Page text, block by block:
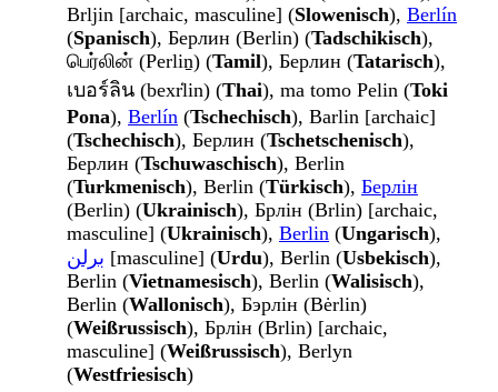
Brljin [archaic, masculine] (Slowenisch), Berlín
(Spanisch), Берлин (Berlin) (Tadschikisch),
பெர்லின் (Perliṉ) (Tamil), Берлин (Tatarisch),
เบอร์ลิน (bexr̒lin) (Thai), ma tomo Pelin (Toki
Pona), Berlín (Tschechisch), Barlin [archaic]
(Tschechisch), Берлин (Tschetschenisch),
Берлин (Tschuwaschisch), Berlin
(Turkmenisch), Berlin (Türkisch), Берлін
(Berlin) (Ukrainisch), Брлін (Brlin) [archaic,
masculine] (Ukrainisch), Berlin (Ungarisch),
برلن [masculine] (Urdu), Berlin (Usbekisch),
Berlin (Vietnamesisch), Berlin (Walisisch),
Berlin (Wallonisch), Бэрлін (Bėrlin)
(Weißrussisch), Брлін (Brlin) [archaic,
masculine] (Weißrussisch), Berlyn
(Westfriesisch)